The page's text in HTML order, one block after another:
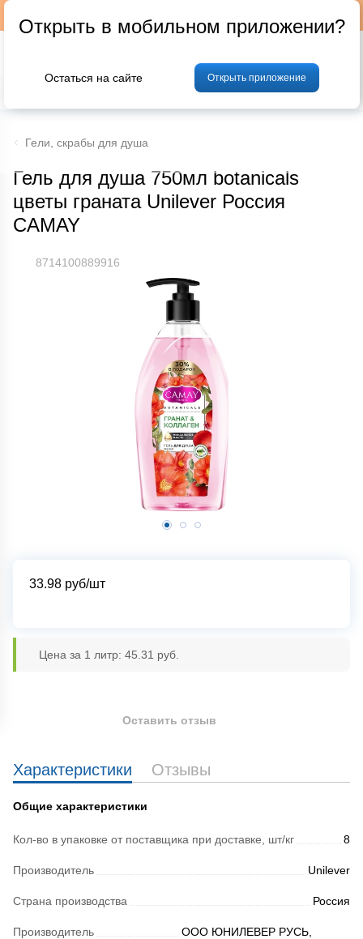
Фрукты и овощи Мясо Птица
Гели, скрабы для душа
Гель для душа 750мл botanicals
цветы граната Unilever Россия
CAMAY
8714100889916
33.98 руб/шт
Цена за 1 литр: 45.31 руб.
Характеристики Отзывы
Общие характеристики
Кол-во в упаковке от поставщика при доставке, шт/кг 8
Производитель Unilever
Страна производства Россия
Производитель
ООО ЮНИЛЕВЕР РУСЬ,
Оставить отзыв
Открыть в мобильном приложении?
Остаться на сайте Открыть приложение